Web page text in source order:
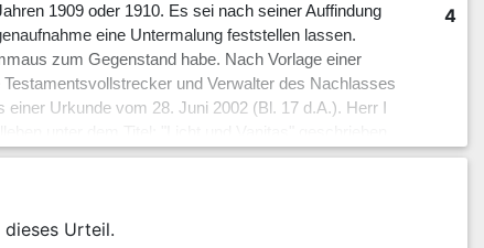
4
1909 oder 1910. Es sei nach seiner Auffindung
eine Untermalung feststellen lassen.
zum Gegenstand habe. Nach Vorlage einer
und Verwalter des Nachlasses
Urkunde vom 28. Juni 2002 (Bl. 17 d.A.). Herr I
von K vom 9. April 2003 (Bl.12 ff. d.A.) habe
ließen.
die von Karl Hofer gefertigten Gemälde erarbeitet
Urteil.